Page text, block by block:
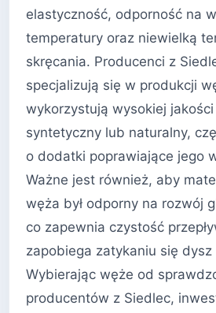
elastyczność, odporność na
temperatury oraz niewielką
skręcania. Producenci z
specjalizują się w produkcji
wykorzystują wysokiej
syntetyczny lub naturalny,
o dodatki poprawiające jego
Ważne jest również, aby
węża był odporny na rozwój
co zapewnia czystość
zapobiega zatykaniu się dysz
Wybierając węże od
producentów z Siedlec,